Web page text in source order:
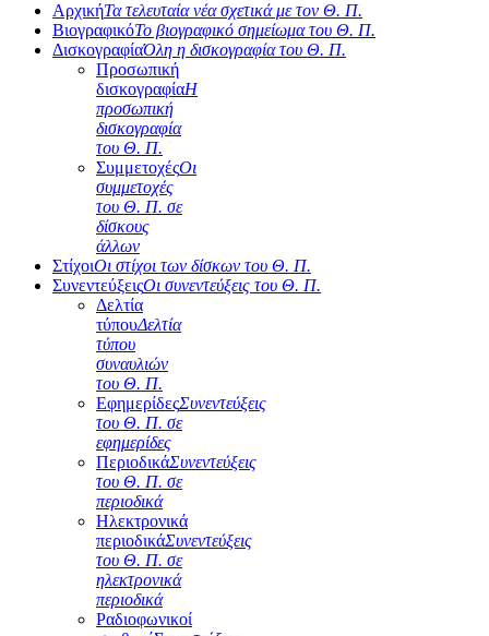
ΑρχικήΤα τελευταία νέα σχετικά με τον Θ. Π.
ΒιογραφικόΤο βιογραφικό σημείωμα του Θ. Π.
ΔισκογραφίαΌλη η δισκογραφία του Θ. Π.
Προσωπική
δισκογραφίαΗ
προσωπική
δισκογραφία
του Θ. Π.
ΣυμμετοχέςΟι
συμμετοχές
του Θ. Π. σε
δίσκους
άλλων
ΣτίχοιΟι στίχοι των δίσκων του Θ. Π.
ΣυνεντεύξειςΟι συνεντεύξεις του Θ. Π.
Δελτία
τύπουΔελτία
τύπου
συναυλιών
του Θ. Π.
ΕφημερίδεςΣυνεντεύξεις
του Θ. Π. σε
εφημερίδες
ΠεριοδικάΣυνεντεύξεις
του Θ. Π. σε
περιοδικά
Ηλεκτρονικά
περιοδικάΣυνεντεύξεις
του Θ. Π. σε
ηλεκτρονικά
περιοδικά
Ραδιοφωνικοί